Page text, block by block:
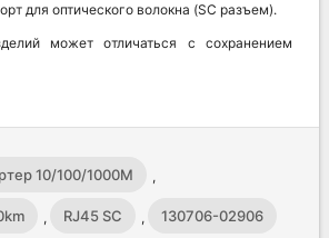
для оптического волокна (SC разъем).
может отличаться с сохранением
10/100/1000M ,
, RJ45 SC , 130706-02906